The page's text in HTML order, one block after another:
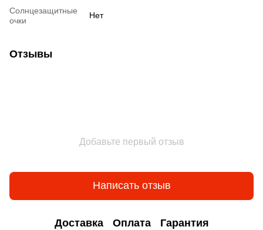
Солнцезащитные
очки
Нет
Отзывы
Добавьте первый отзыв
Написать отзыв
Доставка Оплата Гарантия